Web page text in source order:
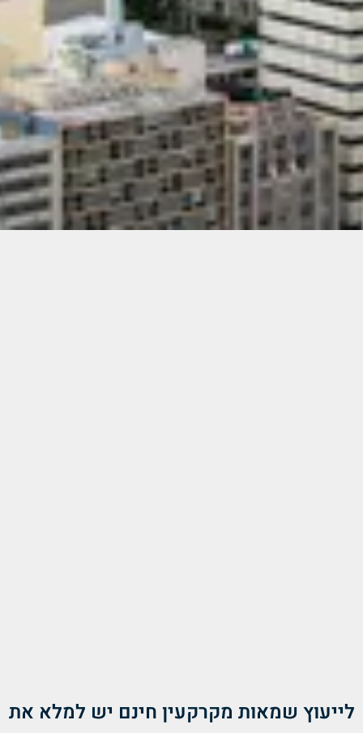
לייעוץ שמאות מקרקעין חינם יש למלא את